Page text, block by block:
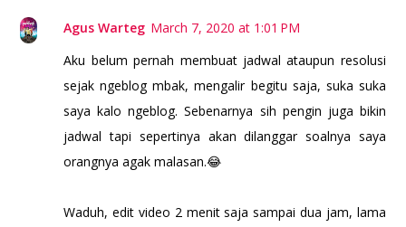
Agus Warteg March 7, 2020 at 1:01 PM
Aku belum pernah membuat jadwal ataupun resolusi
sejak ngeblog mbak, mengalir begitu saja, suka suka
saya kalo ngeblog. Sebenarnya sih pengin juga bikin
jadwal tapi sepertinya akan dilanggar soalnya saya
orangnya agak malasan.😂
Waduh, edit video 2 menit saja sampai dua jam, lama